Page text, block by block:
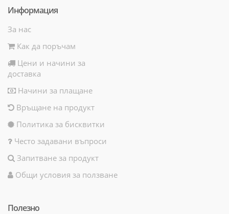
Информация
За нас
Как да поръчам
Цени и начини за
доставка
Начини за плащане
Връщане на продукт
Политика за бисквитки
Често задавани въпроси
Запитване за продукт
Общи условия за ползване
Полезно